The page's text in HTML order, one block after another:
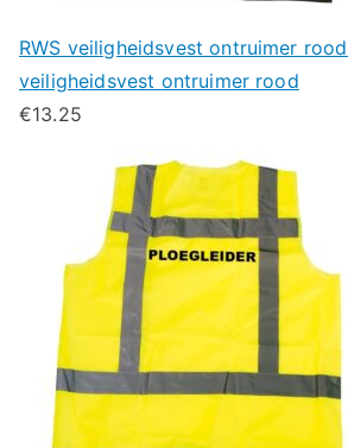
RWS veiligheidsvest ontruimer
veiligheidsvest ontruimer rood
€13.25